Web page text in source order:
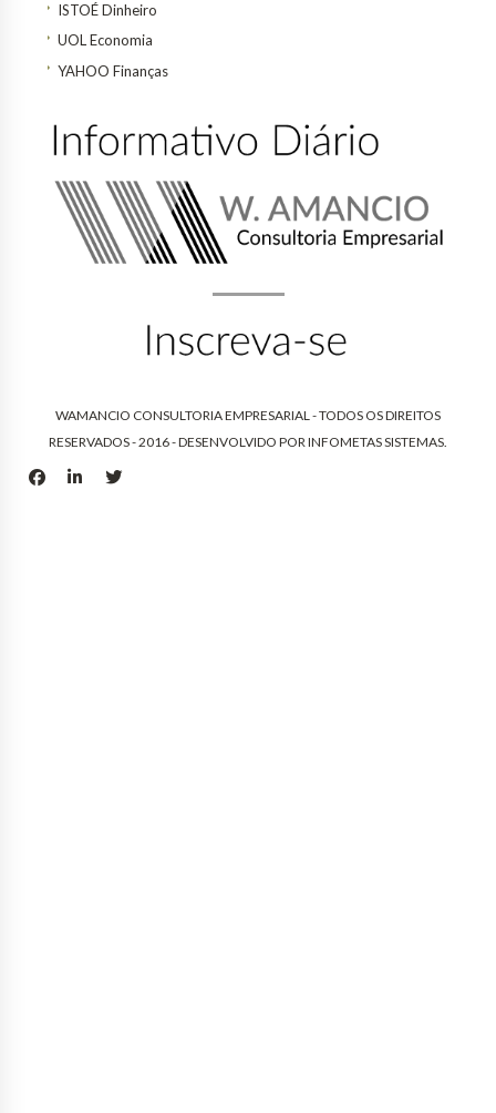
ISTOÉ Dinheiro
UOL Economia
YAHOO Finanças
WAMANCIO CONSULTORIA EMPRESARIAL - TODOS OS DIREITOS
RESERVADOS - 2016 - DESENVOLVIDO POR INFOMETAS SISTEMAS